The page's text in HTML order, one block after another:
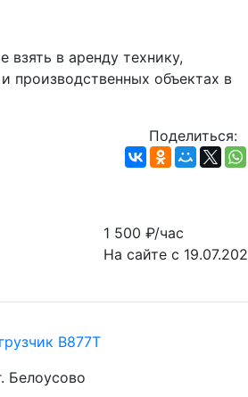
производственных объектах в
Поделиться:
1 500 ₽/час
На сайте с
B877T
Белоусово